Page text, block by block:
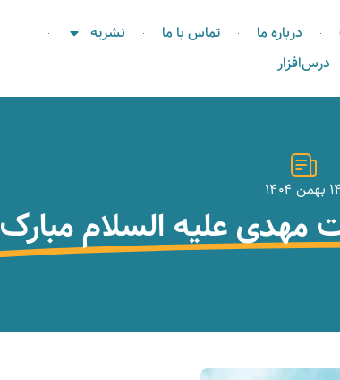
درباره ما تماس با ما
نشریه
درس‌افزار
۱۴ بهمن ۱۴۰۴
مهدی علیه السلام مبارک